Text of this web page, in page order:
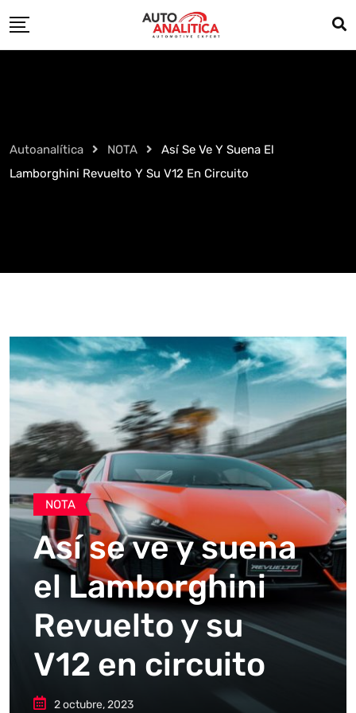
to
Autoanalítica NOTA
Así Se Ve Y Suena El
Lamborghini Revuelto Y Su V12 En Circuito
NOTA
Así se ve y suena
el Lamborghini
Revuelto y su
V12 en circuito
2 octubre, 2023